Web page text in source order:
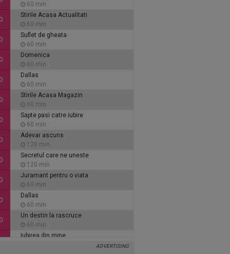
60 min
Stirile Acasa Actualitati
60 min
Suflet de gheata
60 min
Domenica
60 min
Dallas
60 min
Stirile Acasa Magazin
60 min
Sapte pasi catre iubire
60 min
Adevar ascuns
120 min
Secretul care ne uneste
120 min
Juramant pentru o viata
60 min
Dallas
60 min
Un destin la rascruce
60 min
Iubirea din mine